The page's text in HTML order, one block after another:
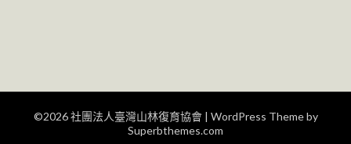
©2026 社團法人臺灣山林復育協會 | WordPress Theme by
Superbthemes.com